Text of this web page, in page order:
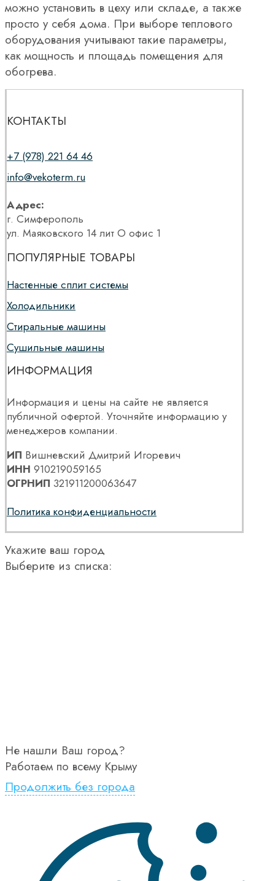
можно установить в цеху или складе, а также
просто у себя дома. При выборе теплового
оборудования учитывают такие параметры,
как мощность и площадь помещения для
обогрева.
КОНТАКТЫ
+7 (978) 221 64 46
info@vekoterm.ru
Адрес:
г. Симферополь
ул. Маяковского 14 лит О офис 1
ПОПУЛЯРНЫЕ ТОВАРЫ
Настенные сплит системы
Холодильники
Стиральные машины
Сушильные машины
ИНФОРМАЦИЯ
Информация и цены на сайте не является
публичной офертой. Уточняйте информацию у
менеджеров компании.
ИП Вишневский Дмитрий Игоревич
ИНН 910219059165
ОГРНИП 321911200063647
Политика конфиденциальности
Укажите ваш город
Выберите из списка:
Не нашли Ваш город?
Работаем по всему Крыму
Продолжить без города